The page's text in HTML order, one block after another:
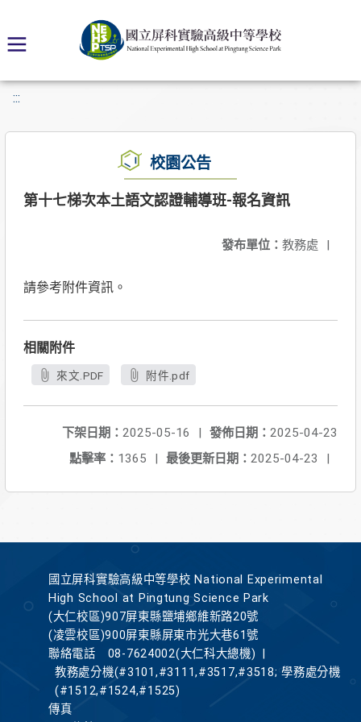
:::
校園公告
第十七梯次本土語文認證輔導班-報名資訊
發布單位： 教務處 |
請參考附件資訊。
相關附件
來文.PDF 附件.pdf
發佈日期： 2025-04-23
下架日期： 2025-05-16
|
最後更新日期： 2025-04-23 |
點擊率： 1365 |
國立屏科實驗高級中等學校 National Experimental
High School at Pingtung Science Park
(大仁校區)907屏東縣鹽埔鄉維新路20號
(凌雲校區)900屏東縣屏東市光大巷61號
聯絡電話
08-7624002(大仁科大總機)
教務處分機(#3101,#3111,#3517,#3518; 學務處分機
(#1512,#1524,#1525)
傳真